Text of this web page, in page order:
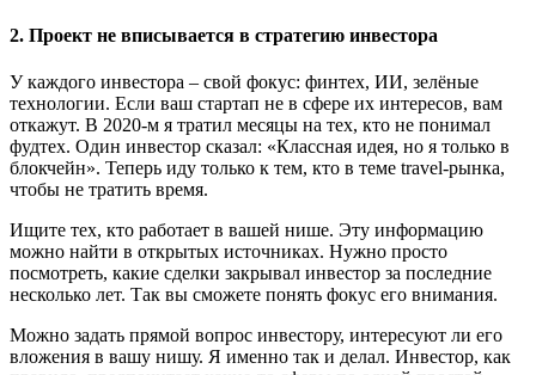
2. Проект не вписывается в стратегию инвестора
У каждого инвестора – свой фокус: финтех, ИИ, зелёные
технологии. Если ваш стартап не в сфере их интересов, вам
откажут. В 2020-м я тратил месяцы на тех, кто не понимал
фудтех. Один инвестор сказал: «Классная идея, но я только в
блокчейн». Теперь иду только к тем, кто в теме travel-рынка,
чтобы не тратить время.
Ищите тех, кто работает в вашей нише. Эту информацию
можно найти в открытых источниках. Нужно просто
посмотреть, какие сделки закрывал инвестор за последние
несколько лет. Так вы сможете понять фокус его внимания.
Можно задать прямой вопрос инвестору, интересуют ли его
вложения в вашу нишу. Я именно так и делал. Инвестор, как